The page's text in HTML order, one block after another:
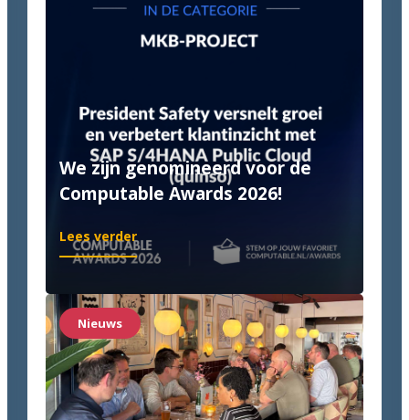
done!
We zijn genomineerd voor de
Computable Awards 2026!
Lees verder:
We
genomineerd
voor
de
Computable
Awards
2026!
Nieuws